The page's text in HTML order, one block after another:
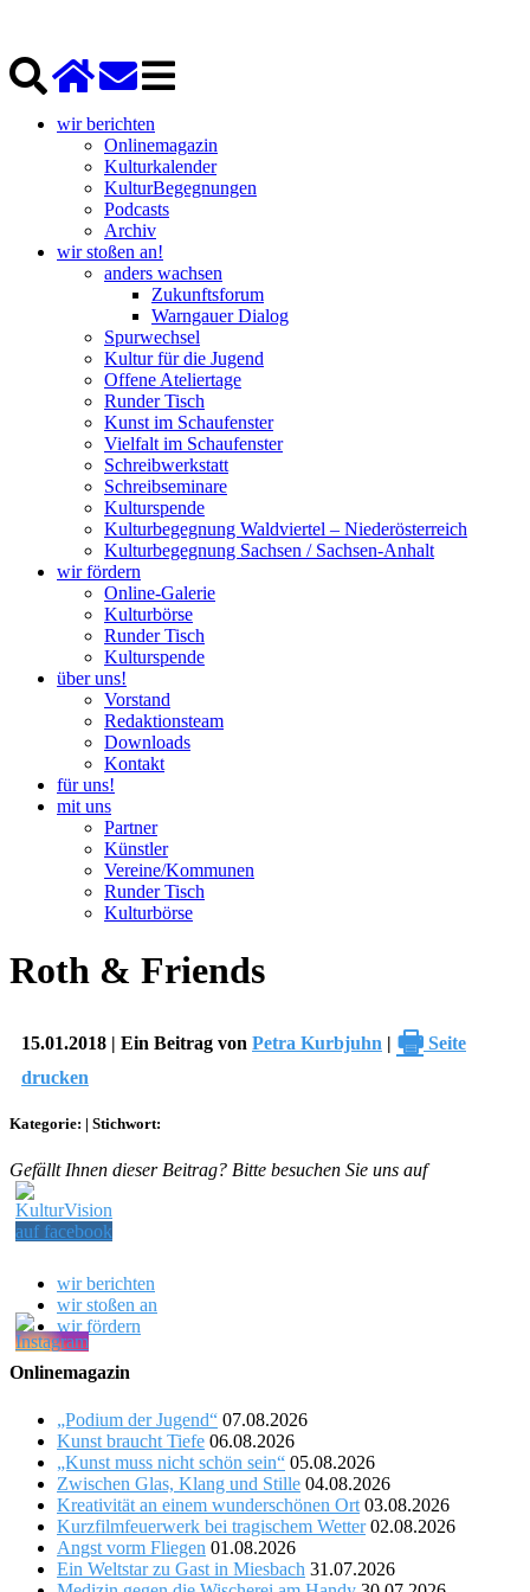
wir berichten
Onlinemagazin
Kulturkalender
KulturBegegnungen
Podcasts
Archiv
wir stoßen an!
anders wachsen
Zukunftsforum
Warngauer Dialog
Spurwechsel
Kultur für die Jugend
Offene Ateliertage
Runder Tisch
Kunst im Schaufenster
Vielfalt im Schaufenster
Schreibwerkstatt
Schreibseminare
Kulturspende
Kulturbegegnung Waldviertel – Niederösterreich
Kulturbegegnung Sachsen / Sachsen-Anhalt
wir fördern
Online-Galerie
Kulturbörse
Runder Tisch
Kulturspende
über uns!
Vorstand
Redaktionsteam
Downloads
Kontakt
für uns!
mit uns
Partner
Künstler
Vereine/Kommunen
Runder Tisch
Kulturbörse
Roth & Friends
15.01.2018 | Ein Beitrag von Petra Kurbjuhn | 🖶 Seite
drucken
Kategorie: | Stichwort:
Gefällt Ihnen dieser Beitrag? Bitte besuchen Sie uns auf
wir berichten
wir stoßen an
wir fördern
Onlinemagazin
„Podium der Jugend“ 07.08.2026
Kunst braucht Tiefe 06.08.2026
„Kunst muss nicht schön sein“ 05.08.2026
Zwischen Glas, Klang und Stille 04.08.2026
Kreativität an einem wunderschönen Ort 03.08.2026
Kurzfilmfeuerwerk bei tragischem Wetter 02.08.2026
Angst vorm Fliegen 01.08.2026
Ein Weltstar zu Gast in Miesbach 31.07.2026